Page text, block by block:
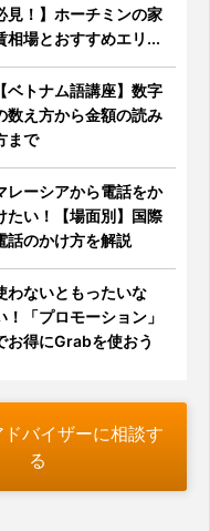
見！】ホーチミンの家
相場とおすすめエリ...
【ベトナム語講座】数字
数え方から金額の読み
まで
レーシアから電話をか
たい！【場面別】国際
話のかけ方を解説
わないともったいな
！「プロモーション」
お得にGrabを使おう
バイザーに相談す
る